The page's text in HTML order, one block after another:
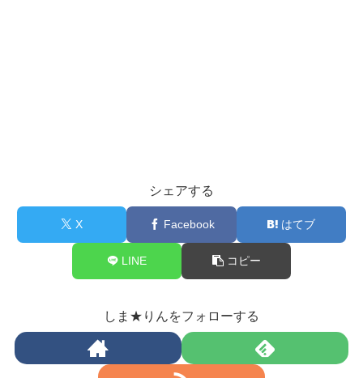
シェアする
X Facebook はてブ
LINE コピー
しま★りんをフォローする